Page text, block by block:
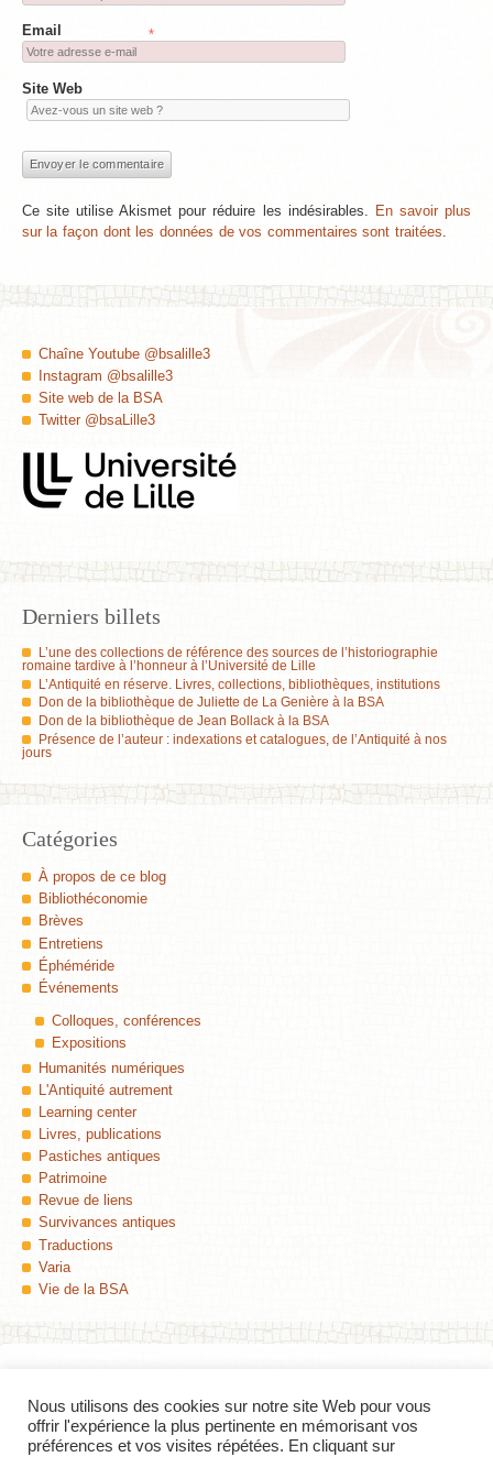
Email *
Site Web
Ce site utilise Akismet pour réduire les indésirables.
En savoir plus
sur la façon dont les données de vos commentaires sont traitées
Chaîne Youtube @bsalille3
Instagram @bsalille3
Site web de la BSA
Twitter @bsaLille3
Derniers billets
L’une des collections de référence des sources de l’historiographie
romaine tardive à l’honneur à l’Université de Lille
L’Antiquité en réserve. Livres, collections, bibliothèques, institutions
Don de la bibliothèque de Juliette de La Genière à la BSA
Don de la bibliothèque de Jean Bollack à la BSA
Présence de l’auteur : indexations et catalogues, de l’Antiquité à nos
jours
Catégories
À propos de ce blog
Bibliothéconomie
Brèves
Entretiens
Éphéméride
Événements
Colloques, conférences
Expositions
Humanités numériques
L'Antiquité autrement
Learning center
Livres, publications
Pastiches antiques
Patrimoine
Revue de liens
Survivances antiques
Traductions
Varia
Vie de la BSA
Colophon
Nous utilisons des cookies sur notre site Web pour vous
offrir l'expérience la plus pertinente en mémorisant vos
préférences et vos visites répétées. En cliquant sur